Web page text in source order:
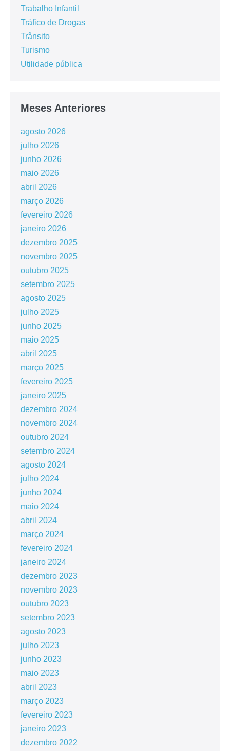
Trabalho Infantil
Tráfico de Drogas
Trânsito
Turismo
Utilidade pública
Meses Anteriores
agosto 2026
julho 2026
junho 2026
maio 2026
abril 2026
março 2026
fevereiro 2026
janeiro 2026
dezembro 2025
novembro 2025
outubro 2025
setembro 2025
agosto 2025
julho 2025
junho 2025
maio 2025
abril 2025
março 2025
fevereiro 2025
janeiro 2025
dezembro 2024
novembro 2024
outubro 2024
setembro 2024
agosto 2024
julho 2024
junho 2024
maio 2024
abril 2024
março 2024
fevereiro 2024
janeiro 2024
dezembro 2023
novembro 2023
outubro 2023
setembro 2023
agosto 2023
julho 2023
junho 2023
maio 2023
abril 2023
março 2023
fevereiro 2023
janeiro 2023
dezembro 2022